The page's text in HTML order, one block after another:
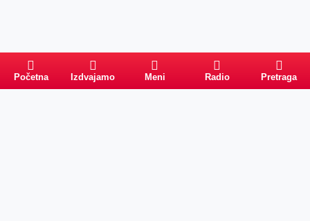
Početna Izdvajamo Meni Radio Pretraga